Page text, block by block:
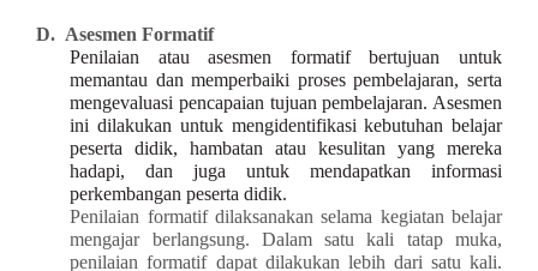
D. Asesmen Formatif
Penilaian atau asesmen formatif bertujuan untuk
memantau dan memperbaiki proses pembelajaran, serta
mengevaluasi pencapaian tujuan pembelajaran. Asesmen
ini dilakukan untuk mengidentifikasi kebutuhan belajar
peserta didik, hambatan atau kesulitan yang mereka
hadapi, dan juga untuk mendapatkan informasi
perkembangan peserta didik.
Penilaian formatif dilaksanakan selama kegiatan belajar
mengajar berlangsung. Dalam satu kali tatap muka,
penilaian formatif dapat dilakukan lebih dari satu kali.